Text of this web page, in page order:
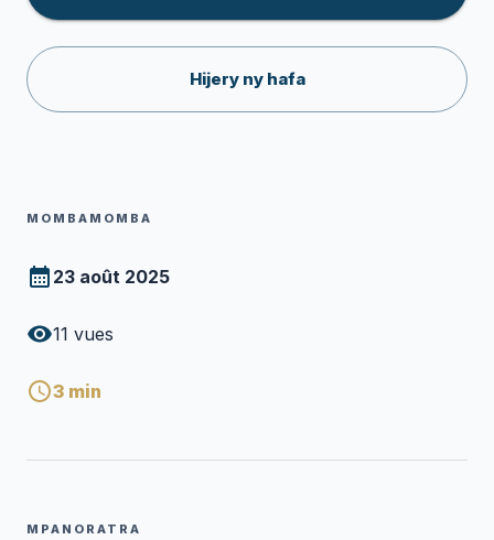
Hijery ny hafa
MOMBAMOMBA
23 août 2025
11 vues
3 min
MPANORATRA